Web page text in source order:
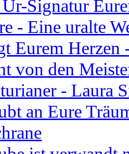
Signatur
- Eine uralte
Eurem
von den
- Laura
an Eure